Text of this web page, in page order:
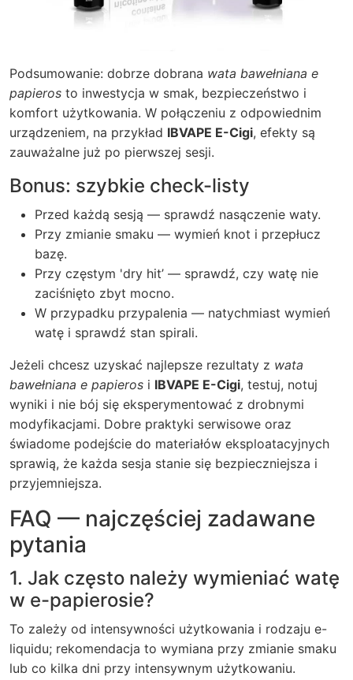
Podsumowanie: dobrze dobrana wata bawełniana e
papieros to inwestycja w smak, bezpieczeństwo i
komfort użytkowania. W połączeniu z odpowiednim
urządzeniem, na przykład IBVAPE E-Cigi, efekty są
zauważalne już po pierwszej sesji.
Bonus: szybkie check-listy
Przed każdą sesją — sprawdź nasączenie waty.
Przy zmianie smaku — wymień knot i przepłucz
bazę.
Przy częstym 'dry hit’ — sprawdź, czy watę nie
zaciśnięto zbyt mocno.
W przypadku przypalenia — natychmiast wymień
watę i sprawdź stan spirali.
Jeżeli chcesz uzyskać najlepsze rezultaty z wata
bawełniana e papieros i IBVAPE E-Cigi, testuj, notuj
wyniki i nie bój się eksperymentować z drobnymi
modyfikacjami. Dobre praktyki serwisowe oraz
świadome podejście do materiałów eksploatacyjnych
sprawią, że każda sesja stanie się bezpieczniejsza i
przyjemniejsza.
FAQ — najczęściej zadawane
pytania
1. Jak często należy wymieniać watę
w e-papierosie?
To zależy od intensywności użytkowania i rodzaju e-
liquidu; rekomendacja to wymiana przy zmianie smaku
lub co kilka dni przy intensywnym użytkowaniu.